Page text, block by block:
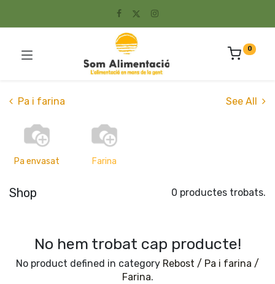
0
Pa i farina See All
Pa envasat Farina
Shop 0 productes trobats.
No hem trobat cap producte!
No product defined in category Rebost / Pa i farina /
Farina.